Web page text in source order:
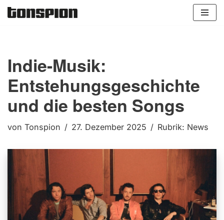
Indie-Musik:
Entstehungsgeschichte
und die besten Songs
von Tonspion 27. Dezember 2025 Rubrik: News